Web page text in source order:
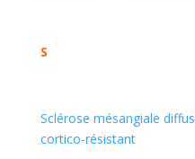
S
Sclérose mésangiale
cortico-résistant